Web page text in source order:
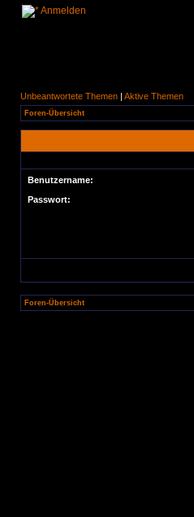
Anmelden
Unbeantwortete Themen | Aktive Themen
Foren-Übersicht
Benutzername:
Passwort:
Foren-Übersicht